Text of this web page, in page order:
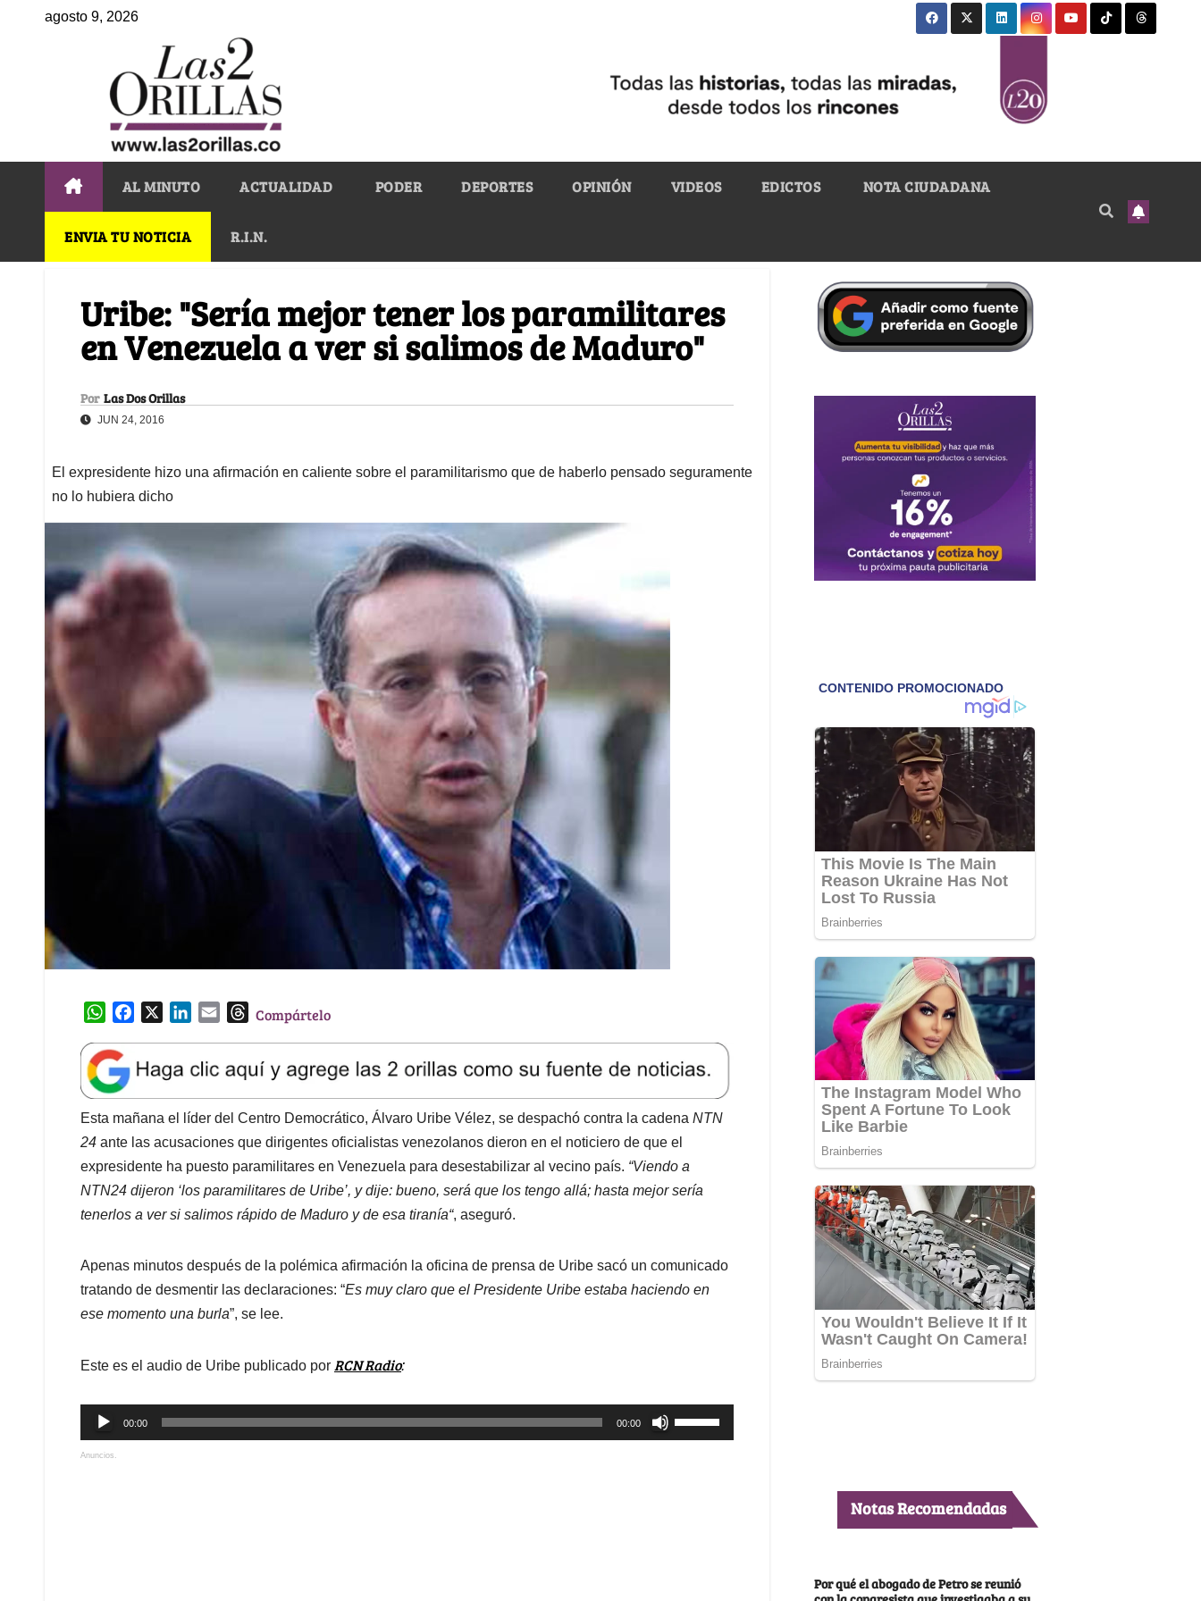
agosto 9, 2026
AL MINUTO ACTUALIDAD PODER DEPORTES OPINIÓN VIDEOS EDICTOS NOTA CIUDADANA
ENVIA TU NOTICIA R.I.N.
Uribe: "Sería mejor tener los paramilitares
en Venezuela a ver si salimos de Maduro"
Por Las Dos Orillas
JUN 24, 2016
El expresidente hizo una afirmación en caliente sobre el paramilitarismo que de haberlo pensado seguramente
no lo hubiera dicho
W
a
t
s
A
p
p
e
b
o
o
k
k
e
d
I
n
l
T
e
a
d
s
Compártelo
Esta mañana el líder del Centro Democrático, Álvaro Uribe Vélez, se despachó contra la cadena NTN
24 ante las acusaciones que dirigentes oficialistas venezolanos dieron en el noticiero de que el
expresidente ha puesto paramilitares en Venezuela para desestabilizar al vecino país. “Viendo a
NTN24 dijeron ‘los paramilitares de Uribe’, y dije: bueno, será que los tengo allá; hasta mejor sería
tenerlos a ver si salimos rápido de Maduro y de esa tiranía“, aseguró.
Apenas minutos después de la polémica afirmación la oficina de prensa de Uribe sacó un comunicado
tratando de desmentir las declaraciones: “Es muy claro que el Presidente Uribe estaba haciendo en
ese momento una burla”, se lee.
Este es el audio de Uribe publicado por RCN Radio:
Reproductor
de
00:00 00:00
Utiliza
las
Anuncios.
Notas Recomendadas
Por qué el abogado de Petro se reunió